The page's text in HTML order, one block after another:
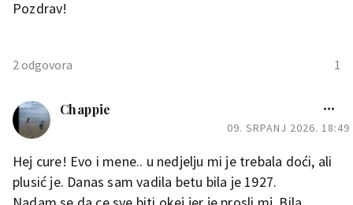
Pozdrav!
Ja sam bila u proljetnicama
2020. A ti? :)
2 odgovora 1
Chappie
09. SRPANJ 2026. 18:49
Hej cure! Evo i mene.. u nedjelju mi je trebala doći, ali
plusić je. Danas sam vadila betu bila je 1927.